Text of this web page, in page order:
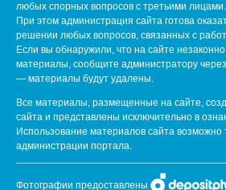
любых спорных вопросов с третьими лицами.
При этом администрация сайта готова
решении любых вопросов, связанных с
Если вы обнаружили, что на сайте
материалы, сообщите администратору
— материалы будут удалены.
Все материалы, размещенные на сайте,
сайта и представлены исключительно в
Использование материалов сайта возможно
администрации портала.
Фотографии предоставлены